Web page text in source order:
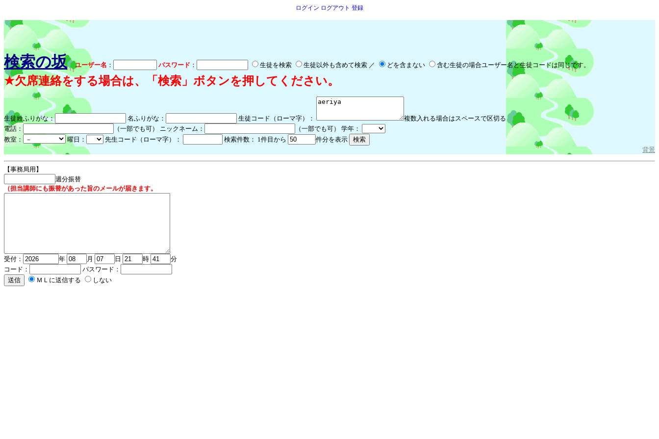
ログイン ログアウト 登録
検索の坂 ユーザー名 ： パスワード ： 生徒を検索 生徒以外も含めて検索 ／ どを含まない 含む生徒の場合ユーザー名と生徒コードは同じです。
★欠席連絡をする場合は、「検索」ボタンを押してください。
生徒姓ふりがな： 名ふりがな： 生徒コード（ローマ字）：
複数入れる場合はスペースで区切る
電話：
（一部でも可） ニックネーム：
（一部でも可） 学年：
教室：
曜日： 先生コード（ローマ字）： 検索件数： 1件目から
件分を表示
背景
【事務局用】
週分振替
（担当講師にも振替があった旨のメールが届きます。
受付： 年 月 日 時
分
コード：
パスワード：
ＭＬに送信する
しない